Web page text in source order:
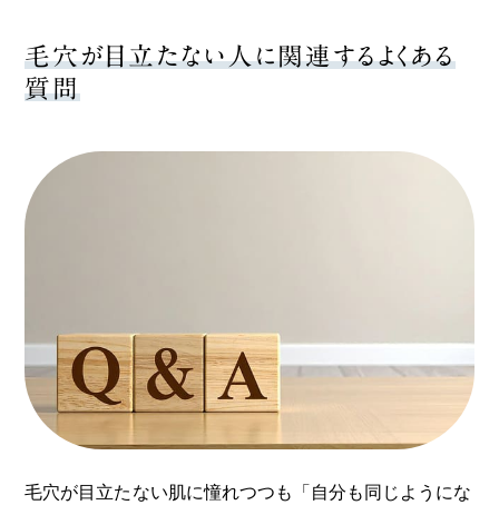
毛穴が目立たない人に関連するよくある
質問
毛穴が目立たない肌に憧れつつも「自分も同じようにな